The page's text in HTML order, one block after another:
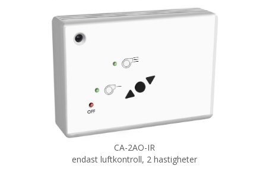
CA-2AO-IR
endast luftkontroll, 2 hastigheter